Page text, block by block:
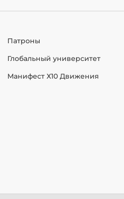
Патроны
Глобальный университет
Манифест Х10 Движения